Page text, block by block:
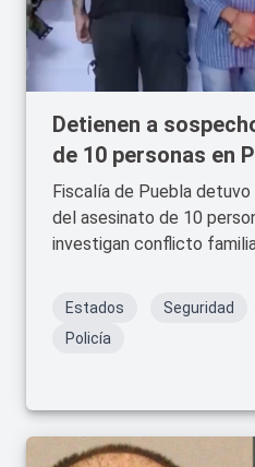
Detienen a
de 10 personas en
Fiscalía de Puebla
del asesinato de 10
investigan conflicto
Estados Seguridad
Policía